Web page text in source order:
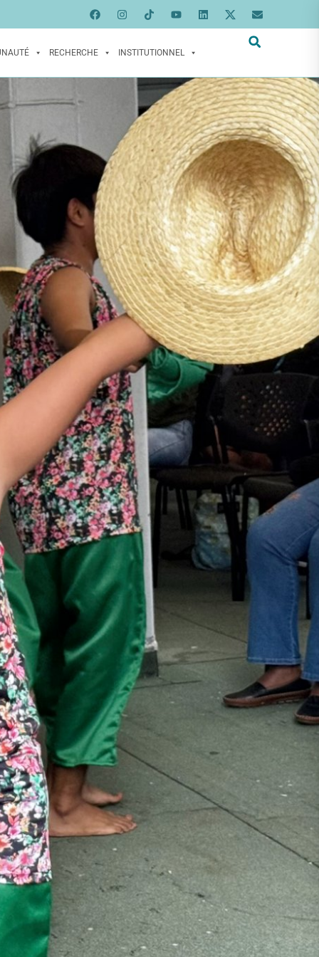
RECHERCHE INSTITUTIONNEL